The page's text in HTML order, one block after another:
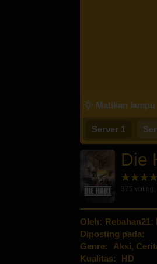
Matikan lampu
Server 1
Die
375
Oleh:
Diposting pada:
Genre:
Aksi,
Kualitas:
HD